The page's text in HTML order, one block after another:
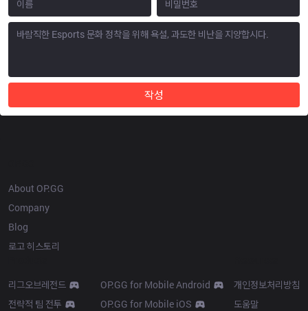
작성
About OP.GG
Company
Blog
로고 히스토리
리그오브레전드
전략적 팀 전투
OP.GG for Mobile Android
OP.GG for Mobile iOS
개인정보처리방침
도움말